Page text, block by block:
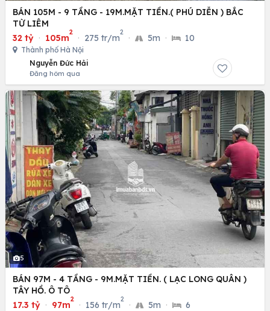
BÁN 105M - 9 TẦNG - 19M.MẶT TIỀN.( PHÚ DIỄN ) BẮC
TỪ LIÊM
32 tỷ · 105m
2
· 275 tr/m
2
· 5m · 10
Thành phố Hà Nội
Nguyễn Đức Hải
Đăng hôm qua
5
BÁN 97M - 4 TẦNG - 9M.MẶT TIỀN. ( LẠC LONG QUÂN )
TÂY HỒ. Ô TÔ
17.3 tỷ · 97m
2
· 156 tr/m
2
· 5m · 6